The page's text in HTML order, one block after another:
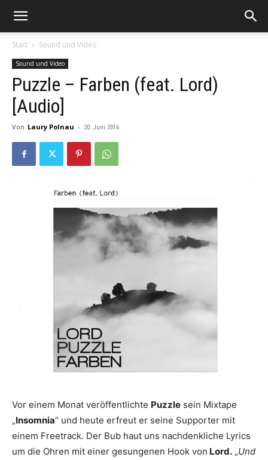
Start Sound und Video
Sound und Video
Puzzle – Farben (feat. Lord)
[Audio]
Von Laury Polnau - 20. Juni 2016
Vor einem Monat veröffentlichte Puzzle sein Mixtape
„Insomnia“ und heute erfreut er seine Supporter mit
einem Freetrack. Der Bub haut uns nachdenkliche Lyrics
um die Ohren mit einer gesungenen Hook von Lord. „Und